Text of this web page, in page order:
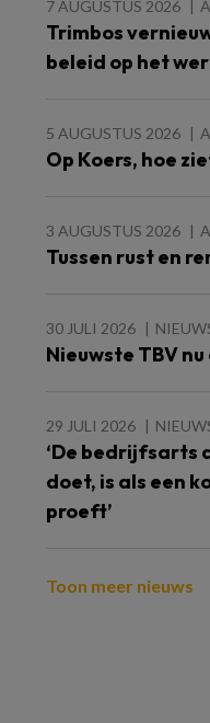
7 AUGUSTUS 2026
Trimbos
beleid op het
5 AUGUSTUS 2026
Op Koers, hoe
3 AUGUSTUS 2026
Tussen rust en
30 JULI 2026
Nieuwste TBV
29 JULI 2026
‘De bedrijfsarts
doet, is als een
proeft’
Toon meer nieuws